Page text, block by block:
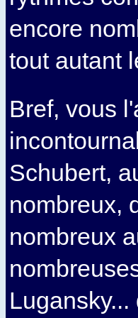
encore
tout autant
Bref, vous
Schubert,
nombreux,
nombreux